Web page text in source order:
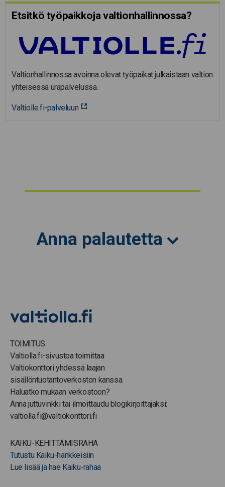
Etsitkö työpaikkoja valtion­hal­lin­nossa?
Valtionhallinnossa avoinna olevat työpaikat julkaistaan valtion
yhteisessä urapalvelussa.
Valtiolle.fi-palveluun
Anna palautetta
TOIMITUS
Valtiolla.fi-sivustoa toimittaa
Valtiokonttori yhdessä laajan
sisällöntuotantoverkoston kanssa.
Haluatko mukaan verkostoon?
Anna juttuvinkki tai ilmoittaudu blogikirjoittajaksi:
valtiolla.fi@valtiokonttori.fi
KAIKU-KEHITTÄMISRAHA
Tutustu Kaiku-hankkeisiin
Lue lisää ja hae Kaiku-rahaa